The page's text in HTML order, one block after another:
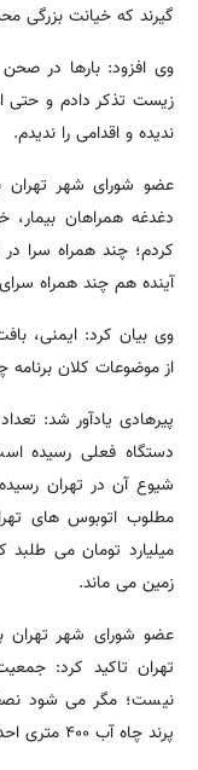
گیرند که خیانت بزرگی
وی افزود: بارها در صحن
زیست تذکر دادم و حتی
ندیده و اقدامی را ندیدم.
عضو شورای شهر تهران
دغدغه همراهان
کردم؛ چند همراه سرا
آینده هم چند همراه
وی بیان کرد: ایمنی،
از موضوعات کلان
دستگاه فعلی رسیده
شیوع آن در تهران
میلیارد تومان می
زمین می ماند.
عضو شورای شهر تهران
تهران تاکید کرد:
نیست؛ مگر می شود نصف
پرند چاه آب ۴۰۰ متری احداث کنیم هم به آب نمی رسیم.